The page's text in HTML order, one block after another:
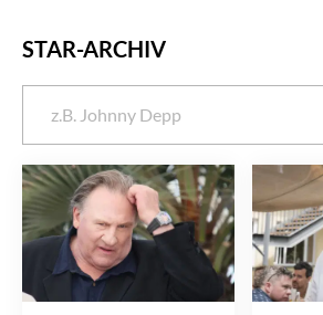
STAR-ARCHIV